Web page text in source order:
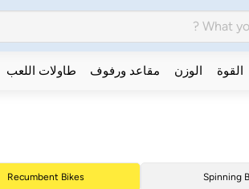
القوة الوزن مقاعد ورفوف طاولات اللعب
Spinning
Recumbent Bikes